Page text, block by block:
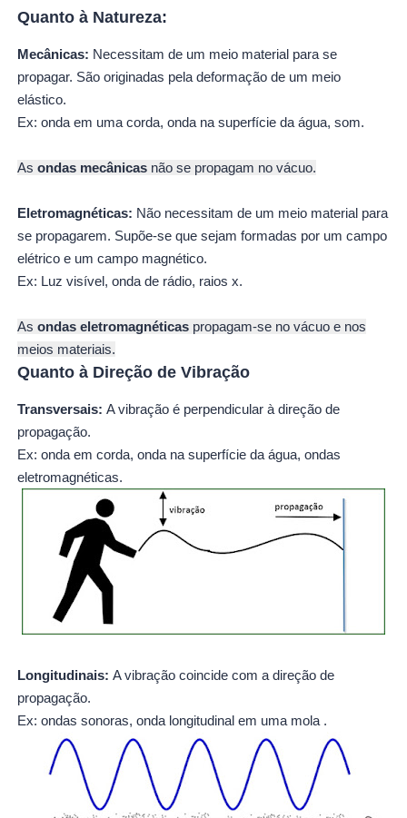
Quanto à Natureza:
Mecânicas: Necessitam de um meio material para se
propagar. São originadas pela deformação de um meio
elástico.
Ex: onda em uma corda, onda na superfície da água, som.
Asondas mecânicas não se propagam no vácuo.
Eletromagnéticas: Não necessitam de um meio material para
se propagarem. Supõe-se que sejam formadas por um campo
elétrico e um campo magnético.
Ex: Luz visível, onda de rádio, raios x.
Asondas eletromagnéticas propagam-se no vácuo e nos
meios materiais.
Quanto à Direção de Vibração
Transversais:A vibração é perpendicular à direção de
propagação.
Ex: onda em corda, onda na superfície da água, ondas
eletromagnéticas.
Longitudinais: A vibração coincide com a direção de
propagação.
Ex: ondas sonoras, onda longitudinal em uma mola .